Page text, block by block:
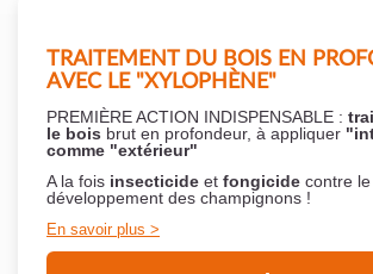
TRAITEMENT DU BOIS EN
AVEC LE "XYLOPHÈNE"
PREMIÈRE ACTION INDISPENSABLE :
le bois brut en profondeur, à appliquer
comme "extérieur"
A la fois insecticide et fongicide contre le
développement des champignons !
En savoir plus